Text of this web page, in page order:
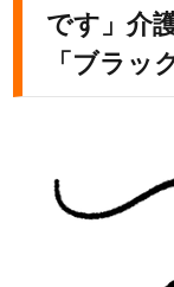
です」介
「ブラッ